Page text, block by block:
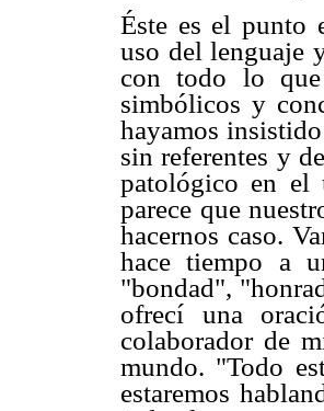
Éste es el punto
uso del lenguaje
con todo lo que
simbólicos y
hayamos
sin referentes y
patológico en
parece que
hacernos caso.
hace tiempo a
"bondad",
ofrecí una
colaborador de
mundo. "Todo
estaremos